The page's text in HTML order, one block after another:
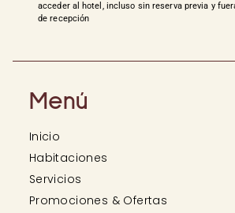
acceder al hotel, incluso sin reserva previa y
de recepción
Menú
Inicio
Habitaciones
Servicios
Promociones & Ofertas